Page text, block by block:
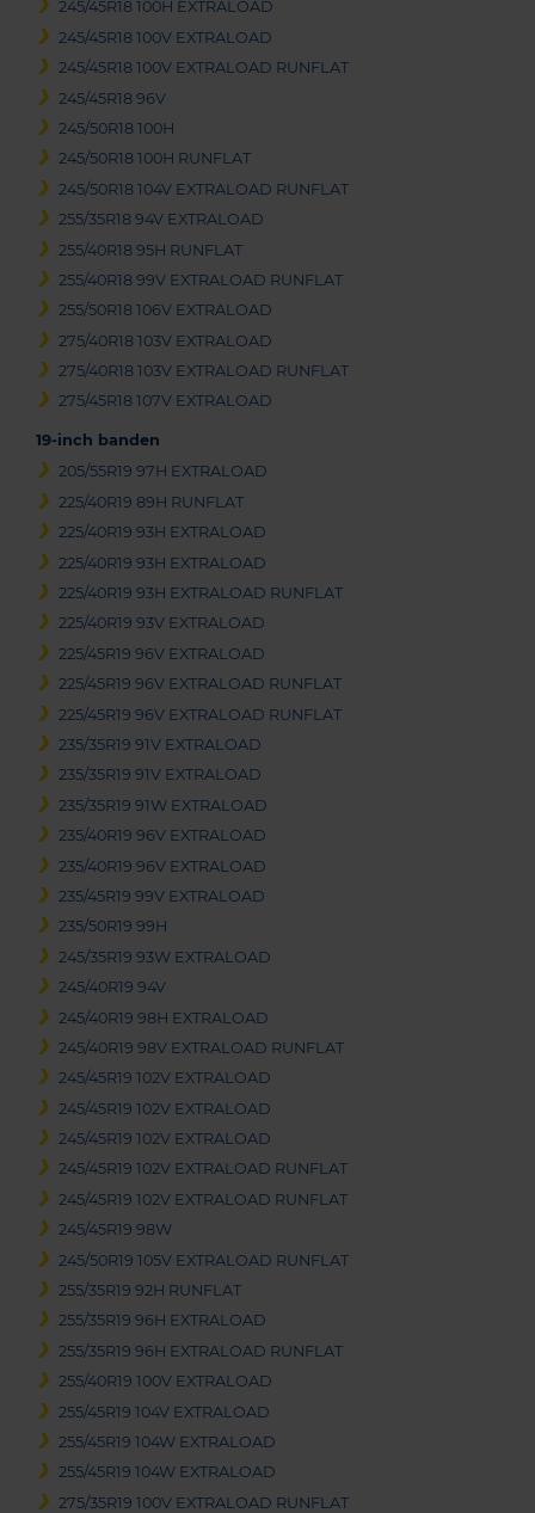
245/45R18 100H EXTRALOAD
245/45R18 100V EXTRALOAD
245/45R18 100V EXTRALOAD RUNFLAT
245/45R18 96V
245/50R18 100H
245/50R18 100H RUNFLAT
245/50R18 104V EXTRALOAD RUNFLAT
255/35R18 94V EXTRALOAD
255/40R18 95H RUNFLAT
255/40R18 99V EXTRALOAD RUNFLAT
255/50R18 106V EXTRALOAD
275/40R18 103V EXTRALOAD
275/40R18 103V EXTRALOAD RUNFLAT
275/45R18 107V EXTRALOAD
19-inch banden
205/55R19 97H EXTRALOAD
225/40R19 89H RUNFLAT
225/40R19 93H EXTRALOAD
225/40R19 93H EXTRALOAD
225/40R19 93H EXTRALOAD RUNFLAT
225/40R19 93V EXTRALOAD
225/45R19 96V EXTRALOAD
225/45R19 96V EXTRALOAD RUNFLAT
225/45R19 96V EXTRALOAD RUNFLAT
235/35R19 91V EXTRALOAD
235/35R19 91V EXTRALOAD
235/35R19 91W EXTRALOAD
235/40R19 96V EXTRALOAD
235/40R19 96V EXTRALOAD
235/45R19 99V EXTRALOAD
235/50R19 99H
245/35R19 93W EXTRALOAD
245/40R19 94V
245/40R19 98H EXTRALOAD
245/40R19 98V EXTRALOAD RUNFLAT
245/45R19 102V EXTRALOAD
245/45R19 102V EXTRALOAD
245/45R19 102V EXTRALOAD
245/45R19 102V EXTRALOAD RUNFLAT
245/45R19 102V EXTRALOAD RUNFLAT
245/45R19 98W
245/50R19 105V EXTRALOAD RUNFLAT
255/35R19 92H RUNFLAT
255/35R19 96H EXTRALOAD
255/35R19 96H EXTRALOAD RUNFLAT
255/40R19 100V EXTRALOAD
255/45R19 104V EXTRALOAD
255/45R19 104W EXTRALOAD
255/45R19 104W EXTRALOAD
275/35R19 100V EXTRALOAD RUNFLAT